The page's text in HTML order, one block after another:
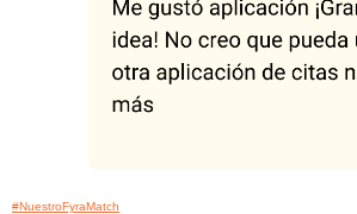
#NuestroFyraMatch